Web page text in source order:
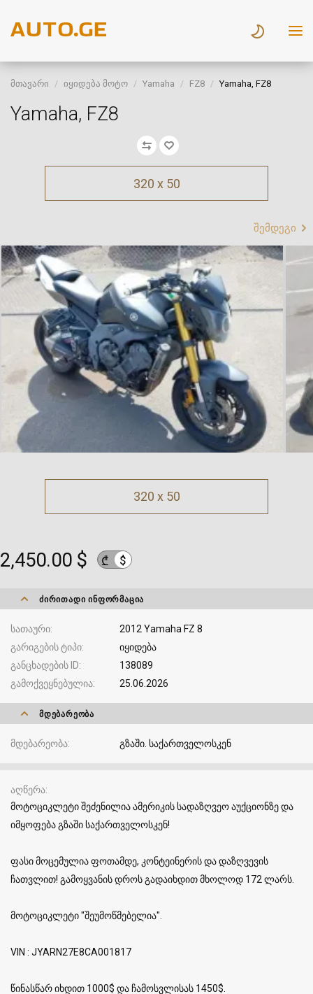
მთავარი იყიდება მოტო Yamaha FZ8 Yamaha, FZ8
Yamaha, FZ8
320 x 50
შემდეგი
320 x 50
2,450.00 $ ₾ $
ᲫᲘᲠᲘᲗᲐᲓᲘ ᲘᲜᲤᲝᲠᲛᲐᲪᲘᲐ
სათაური
2012 Yamaha FZ 8
გარიგების ტიპი
იყიდება
განცხადების ID
138089
გამოქვეყნებულია
25.06.2026
ᲛᲓᲔᲑᲐᲠᲔᲝᲑᲐ
მდებარეობა გზაში. საქართველოსკენ
აღწერა
მოტოციკლეტი შეძენილია ამერიკის სადაზღვეო აუქციონზე და
იმყოფება გზაში საქართველოსკენ!
ფასი მოცემულია ფოთამდე, კონტეინერის და დაზღვევის
ჩათვლით! გამოყვანის დროს გადაიხდით მხოლოდ 172 ლარს.
მოტოციკლეტი "შეუმოწმებელია".
VIN : JYARN27E8CA001817
წინასწარ იხდით 1000$ და ჩამოსვლისას 1450$.